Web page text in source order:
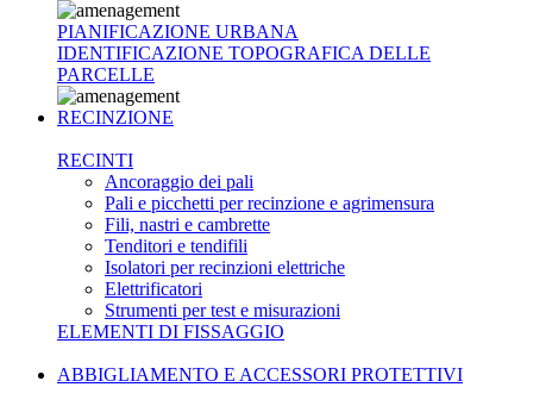
PIANIFICAZIONE URBANA
IDENTIFICAZIONE TOPOGRAFICA DELLE
PARCELLE
RECINZIONE
RECINTI
Ancoraggio dei pali
Pali e picchetti per recinzione e agrimensura
Fili, nastri e cambrette
Tenditori e tendifili
Isolatori per recinzioni elettriche
Elettrificatori
Strumenti per test e misurazioni
ELEMENTI DI FISSAGGIO
ABBIGLIAMENTO E ACCESSORI PROTETTIVI